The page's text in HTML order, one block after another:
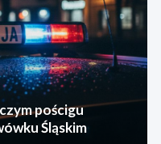
pościgu
Śląskim